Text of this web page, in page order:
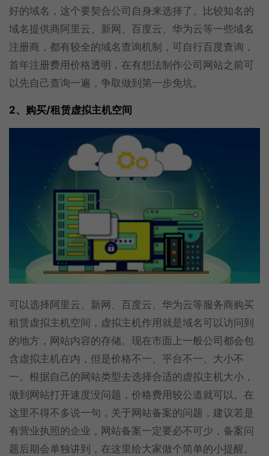
好的域名，这个要契合公司自身来选择了。比较知名的
域名提供商阿里云、新网、百度云、华为云等一些域名
注册商，都有较全的域名查询机制，可自行百度查询，
首年注册费用价格透明，在有想法制作公司网站之前可
以先自己查询一遍，争取做到第一步免坑。
2、购买/租赁虚拟主机空间
可以选择阿里云、新网、百度云、华为云等服务商购买
租赁虚拟主机空间，虚拟主机作用就是域名可以访问到
的地方，网站内容的存储。现在市面上一般公司都会包
含虚拟主机在内，但是价格不一、平台不一、大小不
一。根据自己的网站类型去选择合适的虚拟主机大小，
做到网站打开速度没问题，价格费用较公道就可以。在
这里不得不多说一句，关于网站备案的问题，建议若是
有营业执照的企业，网站备案一定要必不可少，备案问
题后期会单独讲到，在这里给大家做个简单的小提醒。